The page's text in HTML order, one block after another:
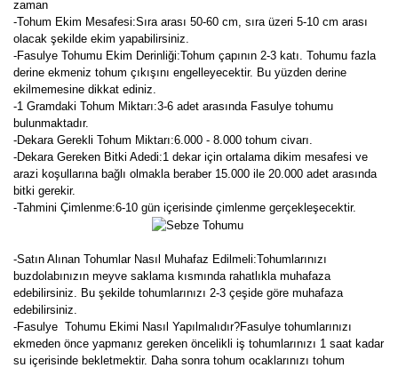
zaman
-Tohum Ekim Mesafesi:Sıra arası 50-60 cm, sıra üzeri 5-10 cm arası
olacak şekilde ekim yapabilirsiniz.
-Fasulye Tohumu Ekim Derinliği:Tohum çapının 2-3 katı. Tohumu fazla
derine ekmeniz tohum çıkışını engelleyecektir. Bu yüzden derine
ekilmemesine dikkat ediniz.
-1 Gramdaki Tohum Miktarı:3-6 adet arasında Fasulye tohumu
bulunmaktadır.
-Dekara Gerekli Tohum Miktarı:6.000 - 8.000 tohum civarı.
-Dekara Gereken Bitki Adedi:1 dekar için ortalama dikim mesafesi ve
arazi koşullarına bağlı olmakla beraber 15.000 ile 20.000 adet arasında
bitki gerekir.
-Tahmini Çimlenme:6-10 gün içerisinde çimlenme gerçekleşecektir.
-Satın Alınan Tohumlar Nasıl Muhafaz Edilmeli:Tohumlarınızı
buzdolabınızın meyve saklama kısmında rahatlıkla muhafaza
edebilirsiniz. Bu şekilde tohumlarınızı 2-3 çeşide göre muhafaza
edebilirsiniz.
-Fasulye Tohumu Ekimi Nasıl Yapılmalıdır?Fasulye tohumlarınızı
ekmeden önce yapmanız gereken öncelikli iş tohumlarınızı 1 saat kadar
su içerisinde bekletmektir. Daha sonra tohum ocaklarınızı tohum